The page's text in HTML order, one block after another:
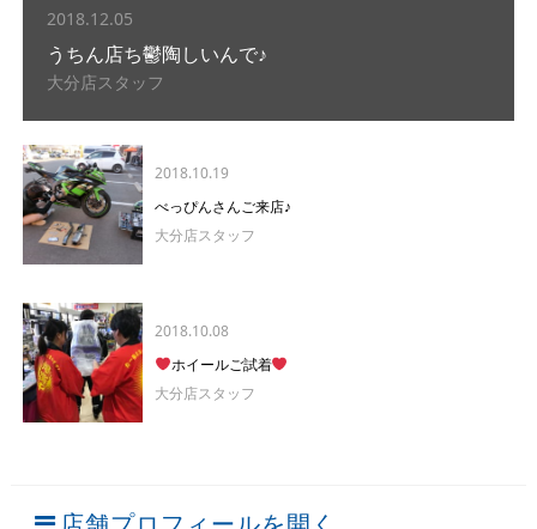
2018.12.05
うちん店ち鬱陶しいんで♪
大分店スタッフ
2018.10.19
べっぴんさんご来店♪
大分店スタッフ
2018.10.08
ホイールご試着
大分店スタッフ